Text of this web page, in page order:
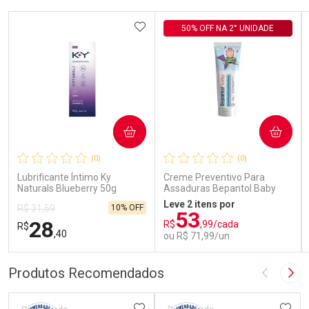
(0)
Lubrificante Íntimo Ky
Naturals Blueberry 50g
R$ 31,59
R$28,40
10% OFF
ADICIONAR AOS FAVORITOS
COMPRAR
FECHAR
FECHAR
Por Menos
(0)
Creme Preventivo Para
Assaduras Bepantol Baby
Toy Story Personagens
Sortidos 120g
50% OFF NA 2° UNIDADE
Leve 2 itens por
R$53,99/cada
ou R$ 71,99/un
COMPRAR
Por Menos
Produtos Recomendados Imagem